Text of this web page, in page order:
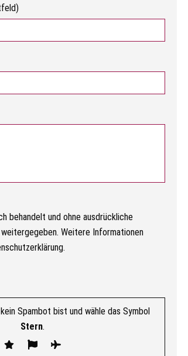
behandelt und ohne ausdrückliche
Weitere Informationen
Spambot bist und wähle das Symbol
Stern.